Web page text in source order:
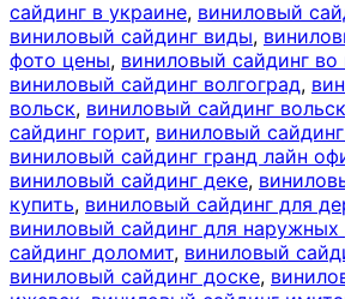
сайдинг в украине, виниловый
виниловый сайдинг виды,
фото цены, виниловый сайдинг
виниловый сайдинг волгоград,
вольск, виниловый сайдинг
сайдинг горит, виниловый
виниловый сайдинг гранд лайн
виниловый сайдинг деке,
купить, виниловый сайдинг для
виниловый сайдинг для наружных
сайдинг доломит, виниловый
виниловый сайдинг доске,